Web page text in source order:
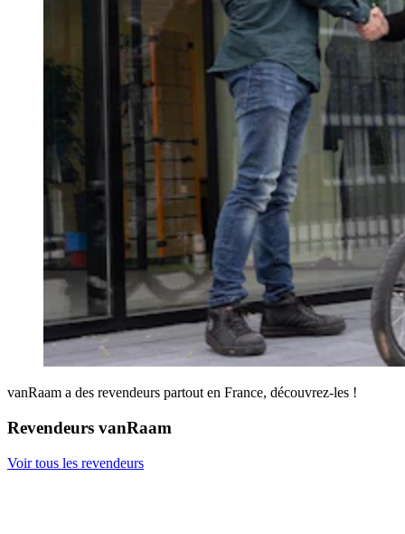
vanRaam a des revendeurs partout en France, découvrez-les !
Revendeurs vanRaam
Voir tous les revendeurs